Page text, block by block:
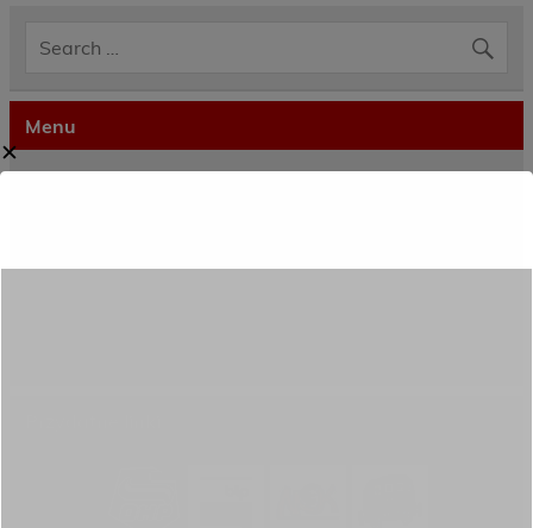
Menu
Rekrutacja
✕